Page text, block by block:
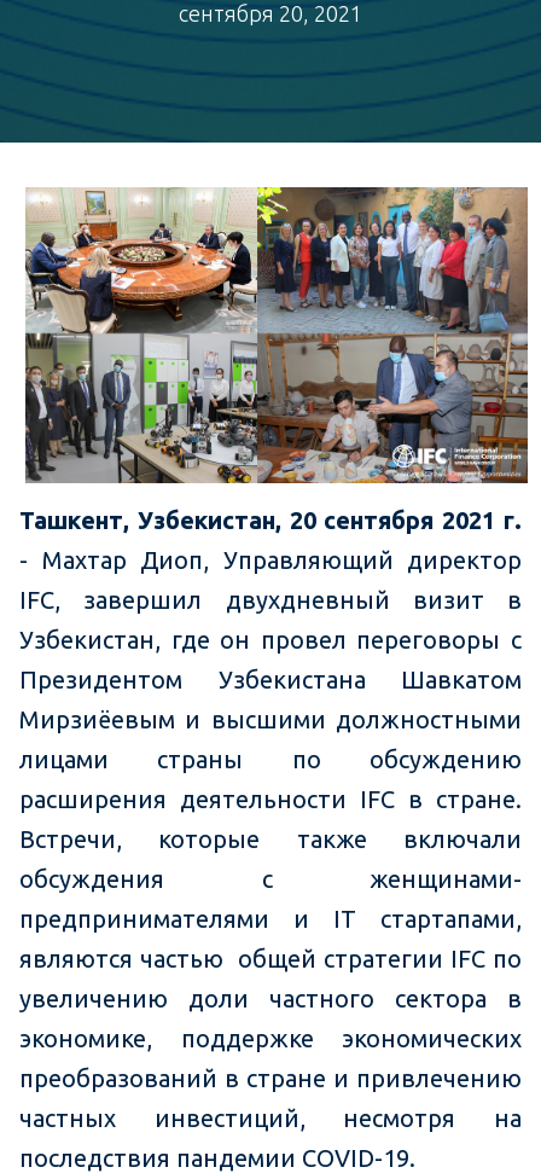
сентября 20, 2021
Ташкент, Узбекистан, 20 сентября 2021 г.
- Махтар Диоп, Управляющий директор
IFC, завершил двухдневный визит в
Узбекистан, где он провел переговоры с
Президентом Узбекистана Шавкатом
Мирзиёевым и высшими должностными
лицами страны по обсуждению
расширения деятельности IFC в стране.
Встречи, которые также включали
обсуждения с женщинами-
предпринимателями и IT стартапами,
являются частью общей стратегии IFC по
увеличению доли частного сектора в
экономике, поддержке экономических
преобразований в стране и привлечению
частных инвестиций, несмотря на
последствия пандемии COVID-19.